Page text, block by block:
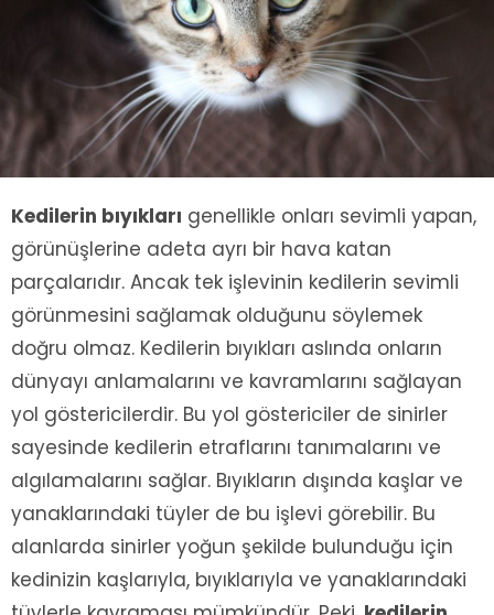
Kedilerin bıyıkları genellikle onları sevimli yapan,
görünüşlerine adeta ayrı bir hava katan
parçalarıdır. Ancak tek işlevinin kedilerin sevimli
görünmesini sağlamak olduğunu söylemek
doğru olmaz. Kedilerin bıyıkları aslında onların
dünyayı anlamalarını ve kavramlarını sağlayan
yol göstericilerdir. Bu yol göstericiler de sinirler
sayesinde kedilerin etraflarını tanımalarını ve
algılamalarını sağlar. Bıyıkların dışında kaşlar ve
yanaklarındaki tüyler de bu işlevi görebilir. Bu
alanlarda sinirler yoğun şekilde bulunduğu için
kedinizin kaşlarıyla, bıyıklarıyla ve yanaklarındaki